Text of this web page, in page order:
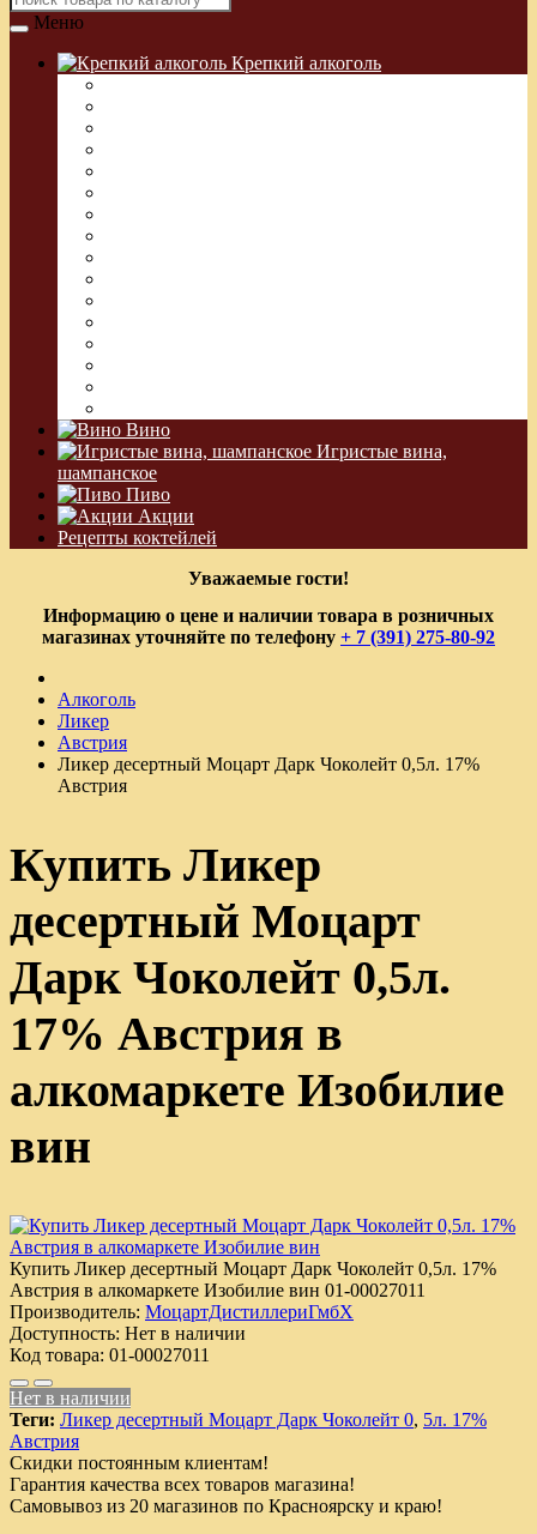
Меню
Крепкий алкоголь
Вино
Игристые вина,
шампанское
Пиво
Акции
Рецепты коктейлей
Уважаемые гости!
Информацию о цене и наличии товара в розничных
магазинах уточняйте по телефону + 7 (391) 275-80-92
Алкоголь
Ликер
Австрия
Ликер десертный Моцарт Дарк Чоколейт 0,5л. 17%
Австрия
Купить Ликер
десертный Моцарт
Дарк Чоколейт 0,5л.
17% Австрия в
алкомаркете Изобилие
вин
Купить Ликер десертный Моцарт Дарк Чоколейт 0,5л. 17%
Австрия в алкомаркете Изобилие вин 01-00027011
Производитель: МоцартДистиллериГмбХ
Доступность: Нет в наличии
Код товара: 01-00027011
Нет в наличии
Теги: Ликер десертный Моцарт Дарк Чоколейт 0, 5л. 17%
Австрия
Скидки постоянным клиентам!
Гарантия качества всех товаров магазина!
Самовывоз из 20 магазинов по Красноярску и краю!